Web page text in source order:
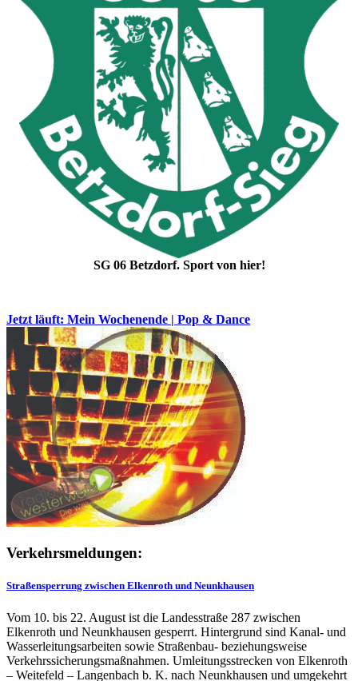
SG 06 Betzdorf. Sport von hier!
Jetzt läuft: Mein Wochenende | Pop & Dance
Verkehrsmeldungen:
Straßensperrung zwischen Elkenroth und Neunkhausen
Vom 10. bis 22. August ist die Landesstraße 287 zwischen
Elkenroth und Neunkhausen gesperrt. Hintergrund sind Kanal- und
Wasserleitungsarbeiten sowie Straßenbau- beziehungsweise
Verkehrssicherungsmaßnahmen. Umleitungsstrecken von Elkenroth
– Weitefeld – Langenbach b. K. nach Neunkhausen und umgekehrt